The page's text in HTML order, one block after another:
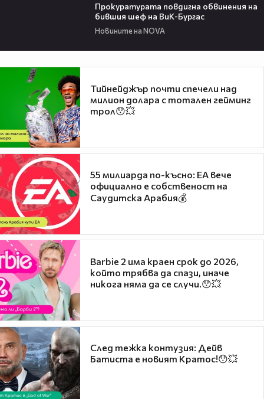
Прокуратурата повдигна обвинения на
бившия шеф на ВиК-Бургас
Новините на NOVA
Тийнейджър почти спечели над
милион долара с тотален гейминг
трол😯💥
55 милиарда по-късно: EA вече
официално е собственост на
Саудитска Арабия💰
Barbie 2 има краен срок до 2026,
който трябва да спази, иначе
никога няма да се случи.😯💥
След тежка контузия: Дейв
Батиста е новият Кратос!😯💥